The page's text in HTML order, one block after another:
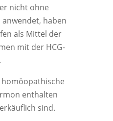
nicht ohne
haben
als Mittel der
mit der HCG-
homöopathische
enthalten
sind.